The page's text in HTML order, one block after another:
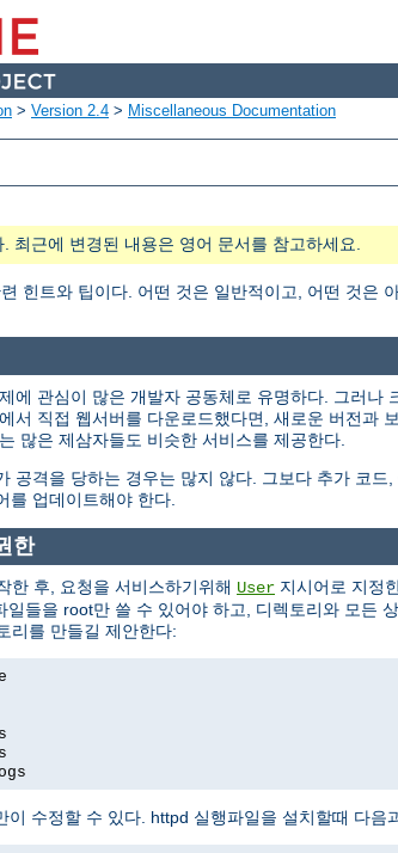
> Version 2.4 > Miscellaneous Documentation
최근에 변경된 내용은 영어 문서를 참고하세요.
힌트와 팁이다. 어떤 것은 일반적이고, 어떤 것은
에 관심이 많은 개발자 공동체로 유명하다. 그러
서 직접 웹서버를 다운로드했다면, 새로운 버전과
많은 제삼자들도 비슷한 서비스를 제공한다.
공격을 당하는 경우는 많지 않다. 그보다 추가 코
를 업데이트해야 한다.
한
한 후, 요청을 서비스하기위해 User 지시어로 지정
일들을 root만 쓸 수 있어야 하고, 디렉토리와 모든
리를 만들길 제안한다:
이 수정할 수 있다. httpd 실행파일을 설치할때 다음